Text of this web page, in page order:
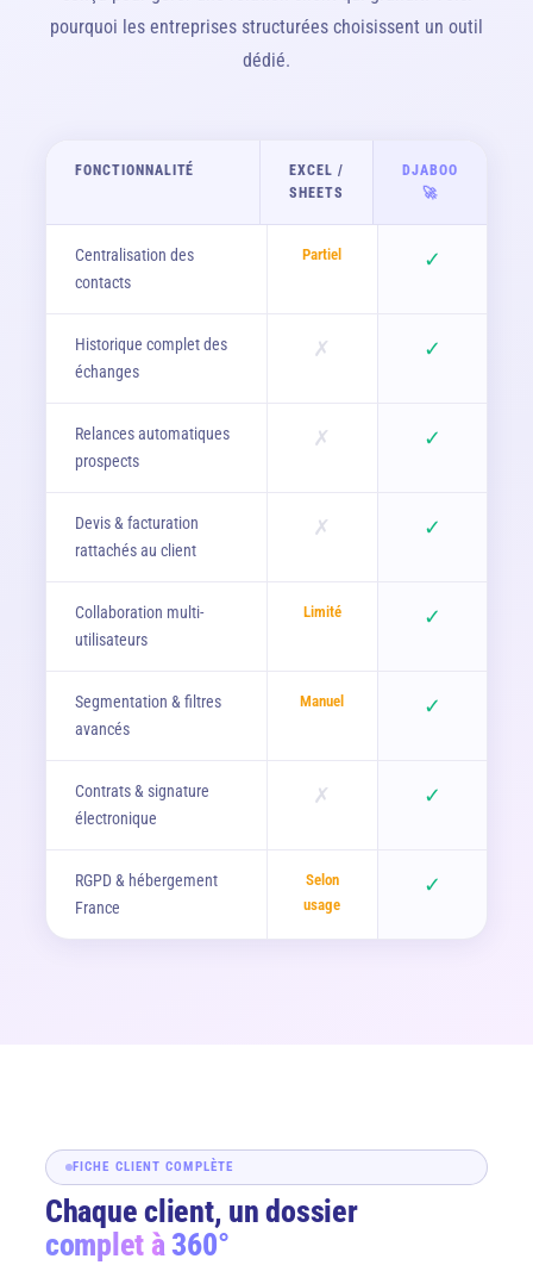
pourquoi les entreprises structurées choisissent un outil
dédié.
FONCTIONNALITÉ
EXCEL /
SHEETS
DJABOO
🚀
Centralisation des
contacts
Partiel ✓
Historique complet des
échanges
✗ ✓
Relances automatiques
prospects
✗ ✓
Devis & facturation
rattachés au client
✗ ✓
Collaboration multi-
utilisateurs
Limité ✓
Segmentation & filtres
avancés
Manuel ✓
Contrats & signature
électronique
✗ ✓
RGPD & hébergement
France
Selon
usage
✓
FICHE CLIENT COMPLÈTE
Chaque client, un dossier
complet à 360°